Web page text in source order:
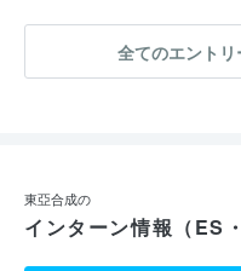
全てのエント
東亞合成の
インターン情報（ES